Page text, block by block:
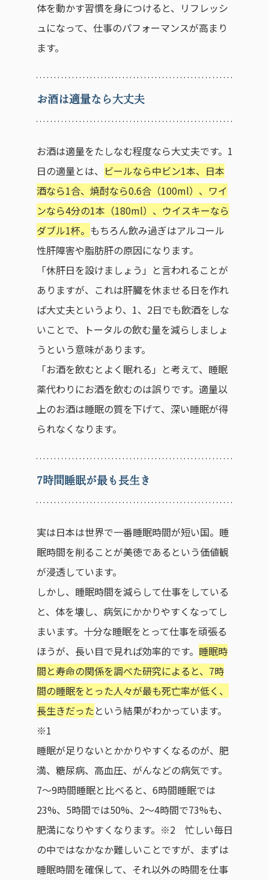
体を動かす習慣を身につけると、リフレッシ
ュになって、仕事のパフォーマンスが高まり
ます。
お酒は適量なら大丈夫
お酒は適量をたしなむ程度なら大丈夫です。1
日の適量とは、 ビールなら中ビン1本、日本
酒なら1合、焼酎なら0.6合（100ml）、ワイ
ンなら4分の1本（180ml）、ウイスキーなら
ダブル1杯。 もちろん飲み過ぎはアルコール
性肝障害や脂肪肝の原因になります。
「休肝日を設けましょう」と言われることが
ありますが、これは肝臓を休ませる日を作れ
ば大丈夫というより、1、2日でも飲酒をしな
いことで、トータルの飲む量を減らしましょ
うという意味があります。
「お酒を飲むとよく眠れる」と考えて、睡眠
薬代わりにお酒を飲むのは誤りです。適量以
上のお酒は睡眠の質を下げて、深い睡眠が得
られなくなります。
7時間睡眠が最も長生き
実は日本は世界で一番睡眠時間が短い国。睡
眠時間を削ることが美徳であるという価値観
が浸透しています。
しかし、睡眠時間を減らして仕事をしている
と、体を壊し、病気にかかりやすくなってし
まいます。十分な睡眠をとって仕事を頑張る
ほうが、長い目で見れば効率的です。 睡眠時
間と寿命の関係を調べた研究によると、7時
間の睡眠をとった人々が最も死亡率が低く、
長生きだったという結果がわかっています。
※1
睡眠が足りないとかかりやすくなるのが、肥
満、糖尿病、高血圧、がんなどの病気です。
7〜9時間睡眠と比べると、6時間睡眠では
23%、5時間では50%、2〜4時間で73%も、
肥満になりやすくなります。※2 忙しい毎日
の中ではなかなか難しいことですが、まずは
睡眠時間を確保して、それ以外の時間を仕事